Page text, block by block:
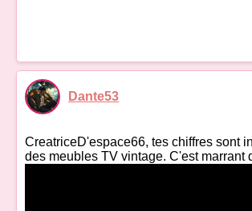
Dante53
CreatriceD'espace66, tes chiffres sont
des meubles TV vintage. C'est marrant